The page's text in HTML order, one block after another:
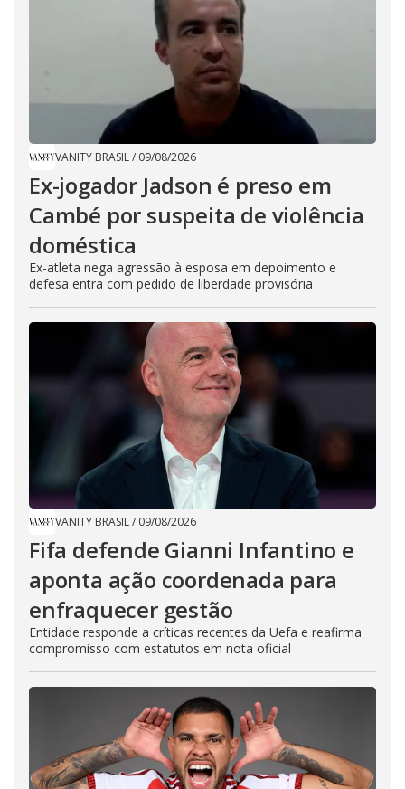
VANITY BRASIL/ 09/08/2026
Ex-jogador Jadson é preso em
Cambé por suspeita de violência
doméstica
Ex-atleta nega agressão à esposa em depoimento e
defesa entra com pedido de liberdade provisória
VANITY BRASIL/ 09/08/2026
Fifa defende Gianni Infantino e
aponta ação coordenada para
enfraquecer gestão
Entidade responde a críticas recentes da Uefa e reafirma
compromisso com estatutos em nota oficial